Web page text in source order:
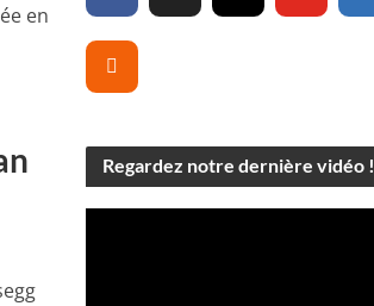
en
Regardez notre dernière vidéo !